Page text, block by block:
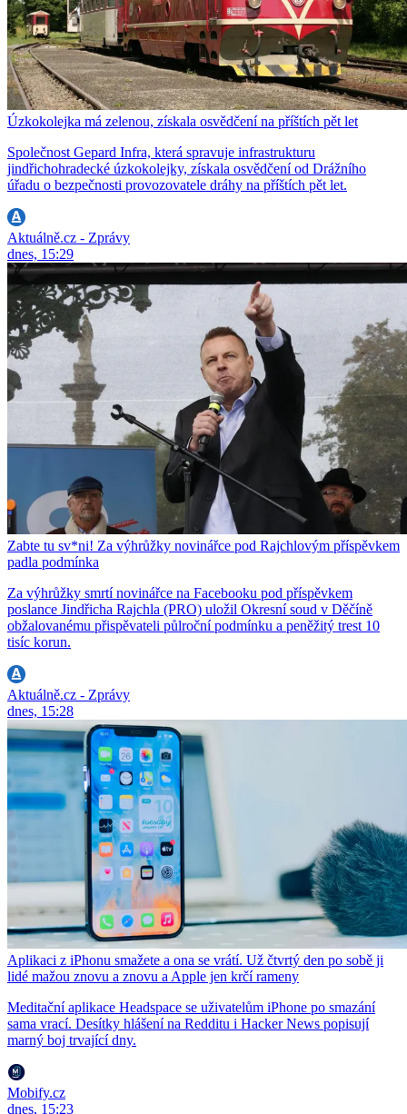
Úzkokolejka má zelenou, získala osvědčení na příštích pět let
Společnost Gepard Infra, která spravuje infrastrukturu
jindřichohradecké úzkokolejky, získala osvědčení od Drážního
úřadu o bezpečnosti provozovatele dráhy na příštích pět let.
Aktuálně.cz - Zprávy
dnes, 15:29
Zabte tu sv*ni! Za výhrůžky novinářce pod Rajchlovým příspěvkem
padla podmínka
Za výhrůžky smrtí novinářce na Facebooku pod příspěvkem
poslance Jindřicha Rajchla (PRO) uložil Okresní soud v Děčíně
obžalovanému přispěvateli půlroční podmínku a peněžitý trest 10
tisíc korun.
Aktuálně.cz - Zprávy
dnes, 15:28
Aplikaci z iPhonu smažete a ona se vrátí. Už čtvrtý den po sobě ji
lidé mažou znovu a znovu a Apple jen krčí rameny
Meditační aplikace Headspace se uživatelům iPhone po smazání
sama vrací. Desítky hlášení na Redditu i Hacker News popisují
marný boj trvající dny.
Mobify.cz
dnes, 15:23